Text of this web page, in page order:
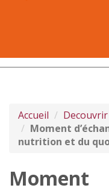
Accueil
Moment
nutrition et du
Moment